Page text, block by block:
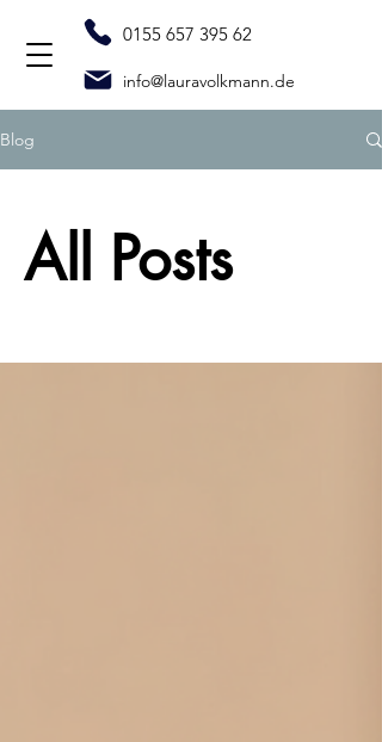
0155 657 395 62
info@lauravolkmann.de
Blog
All Posts